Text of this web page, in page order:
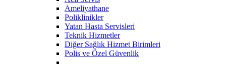
Ameliyathane
Poliklinikler
Yatan Hasta Servisleri
Teknik Hizmetler
Diğer Sağlık Hizmet Birimleri
Polis ve Özel Güvenlik